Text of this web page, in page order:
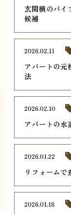
玄関横のパイ
候補
アパートの元
法
2026.02.11
アパートの水
2026.02.10
リフォーム
2026.01.22
2026.01.18